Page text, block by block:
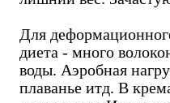
Для
диета - много
воды. Аэробная
плаванье итд. В